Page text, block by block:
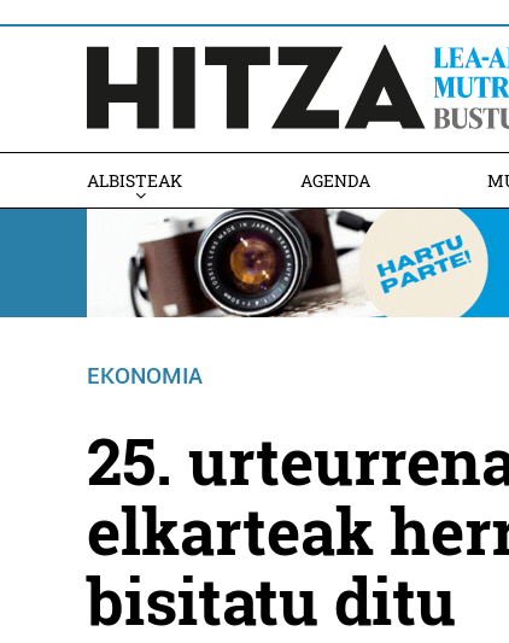
ALBISTEAK AGENDA
EKONOMIA
25.
elkarteak
bisitatu ditu